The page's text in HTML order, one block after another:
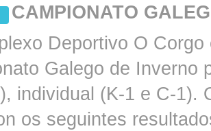
CAMPIONATO
Deportivo O
Galego de Inverno
individual (K-1 e C-1).
os seguintes